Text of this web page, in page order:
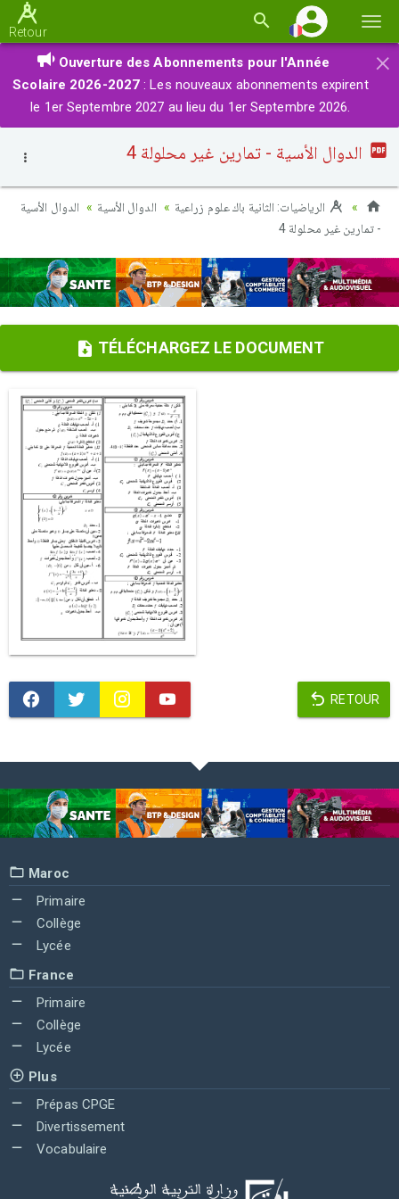
la
Retour
×
Ouverture des Abonnements pour l'Année
Scolaire 2026-2027 : Les nouveaux abonnements expirent
le 1er Septembre 2027 au lieu du 1er Septembre 2026.
الدوال الأسية - تمارين غير محلولة 4
الرياضيات: الثانية باك علوم زراعية الدوال الأسية
الدوال الأسية
- تمارين غير محلولة 4
TÉLÉCHARGEZ LE DOCUMENT
RETOUR
Maroc
Primaire
Collège
Lycée
France
Primaire
Collège
Lycée
Plus
Prépas CPGE
Divertissement
Vocabulaire